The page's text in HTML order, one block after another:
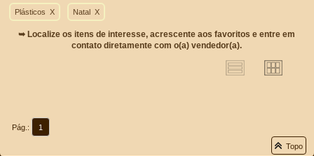
Plásticos X Natal X
➥ Localize os itens de interesse, acrescente aos favoritos e entre em
contato diretamente com o(a) vendedor(a).
Pág.: 1
Topo